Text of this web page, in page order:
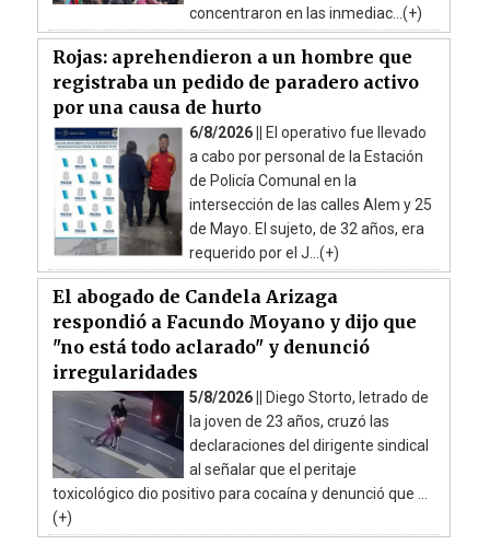
concentraron en las inmediac...(+)
Rojas: aprehendieron a un hombre que
registraba un pedido de paradero activo
por una causa de hurto
6/8/2026 ||
El operativo fue llevado
a cabo por personal de la Estación
de Policía Comunal en la
intersección de las calles Alem y 25
de Mayo. El sujeto, de 32 años, era
requerido por el J...(+)
El abogado de Candela Arizaga
respondió a Facundo Moyano y dijo que
"no está todo aclarado" y denunció
irregularidades
5/8/2026 ||
Diego Storto, letrado de
la joven de 23 años, cruzó las
declaraciones del dirigente sindical
al señalar que el peritaje
toxicológico dio positivo para cocaína y denunció que ...
(+)